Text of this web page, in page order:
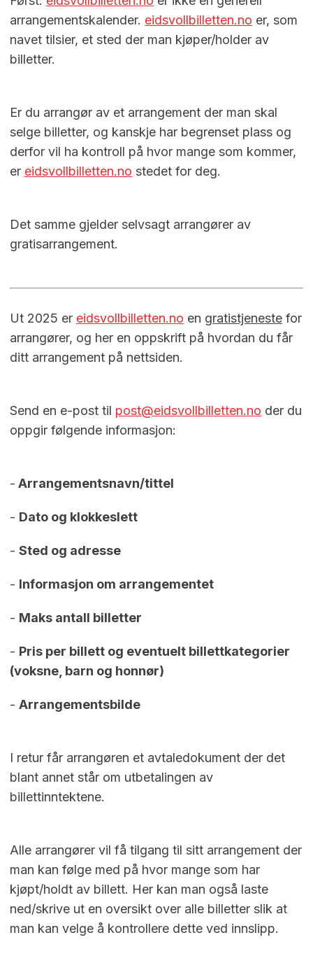
arrangementskalender. eidsvollbilletten.no er, som
navet tilsier, et sted der man kjøper/holder av
billetter.
Er du arrangør av et arrangement der man skal
selge billetter, og kanskje har begrenset plass og
derfor vil ha kontroll på hvor mange som kommer,
er eidsvollbilletten.no stedet for deg.
Det samme gjelder selvsagt arrangører av
gratisarrangement.
Ut 2025 er eidsvollbilletten.no en gratistjeneste for
arrangører, og her en oppskrift på hvordan du får
ditt arrangement på nettsiden.
Send en e-post til post@eidsvollbilletten.no der du
oppgir følgende informasjon:
- Arrangementsnavn/tittel
- Dato og klokkeslett
- Sted og adresse
- Informasjon om arrangementet
- Maks antall billetter
- Pris per billett og eventuelt billettkategorier
(voksne, barn og honnør)
- Arrangementsbilde
I retur får arrangøren et avtaledokument der det
blant annet står om utbetalingen av
billettinntektene.
Alle arrangører vil få tilgang til sitt arrangement der
man kan følge med på hvor mange som har
kjøpt/holdt av billett. Her kan man også laste
ned/skrive ut en oversikt over alle billetter slik at
man kan velge å kontrollere dette ved innslipp.